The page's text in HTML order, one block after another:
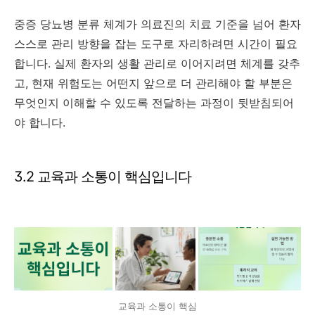
중증 당뇨병 분류 체계가 의료진의 치료 기준을 넘어 환자
스스로 관리 방향을 잡는 도구로 자리하려면 시간이 필요
합니다. 실제 환자의 생활 관리로 이어지려면 체계를 갖추
고, 현재 위험도는 어떤지 앞으로 더 관리해야 할 부분은
무엇인지 이해할 수 있도록 전달하는 과정이 뒷받침되어
야 합니다.
3.2 교육과 소통이 핵심입니다
교육과 소통이 핵심